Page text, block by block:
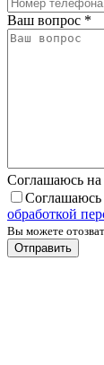
Ваш вопрос *
Соглашаюсь
Соглашаюсь
обработкой
Вы можете